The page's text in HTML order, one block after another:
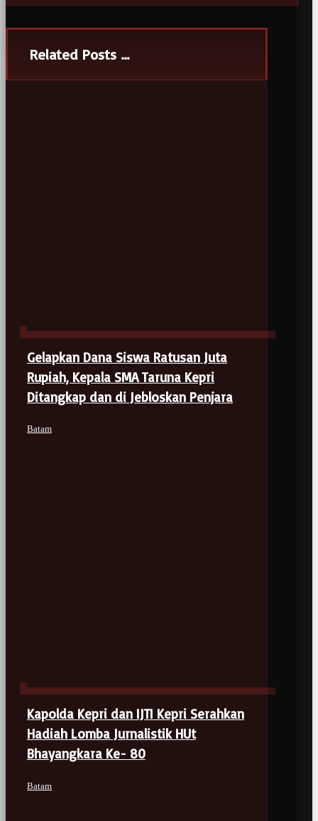
Related Posts ...
Gelapkan Dana Siswa Ratusan Juta
Rupiah, Kepala SMA Taruna Kepri
Ditangkap dan di Jebloskan Penjara
Batam
Kapolda Kepri dan IJTI Kepri Serahkan
Hadiah Lomba Jurnalistik HUt
Bhayangkara Ke- 80
Batam